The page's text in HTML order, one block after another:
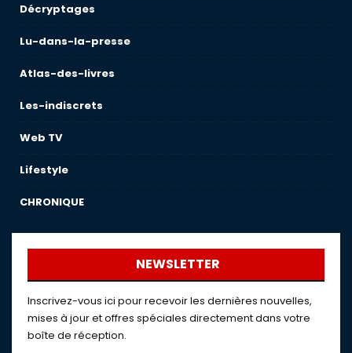
Décryptages
Lu-dans-la-presse
Atlas-des-livres
Les-indiscrets
Web TV
Lifestyle
CHRONIQUE
NEWSLETTER
Inscrivez-vous ici pour recevoir les dernières nouvelles,
mises à jour et offres spéciales directement dans votre
boîte de réception.